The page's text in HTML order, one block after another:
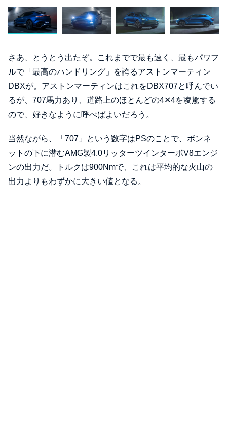
さあ、とうとう出たぞ。これまでで最も速く、最もパワフ
ルで「最高のハンドリング」を誇るアストンマーティン
DBXが。アストンマーティンはこれをDBX707と呼んでい
るが、707馬力あり、道路上のほとんどの4✕4を凌駕する
ので、好きなように呼べばよいだろう。
当然ながら、「707」という数字はPSのことで、ボンネ
ットの下に潜むAMG製4.0リッターツインターボV8エンジ
ンの出力だ。トルクは900Nmで、これは平均的な火山の
出力よりもわずかに大きい値となる。